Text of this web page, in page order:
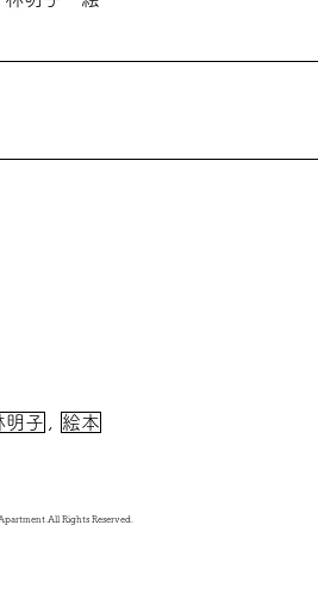
明子 絵本
Rights Reserved.